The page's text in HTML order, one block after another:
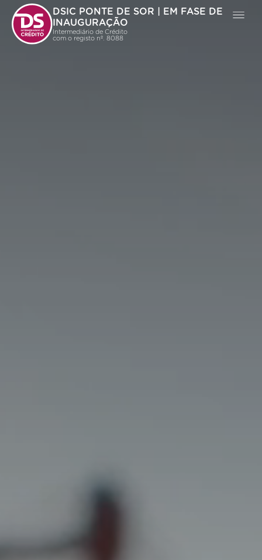
DSIC PONTE DE SOR | EM FASE DE
INAUGURAÇÃO
Intermediário de Crédito
com o registo nº. 8088